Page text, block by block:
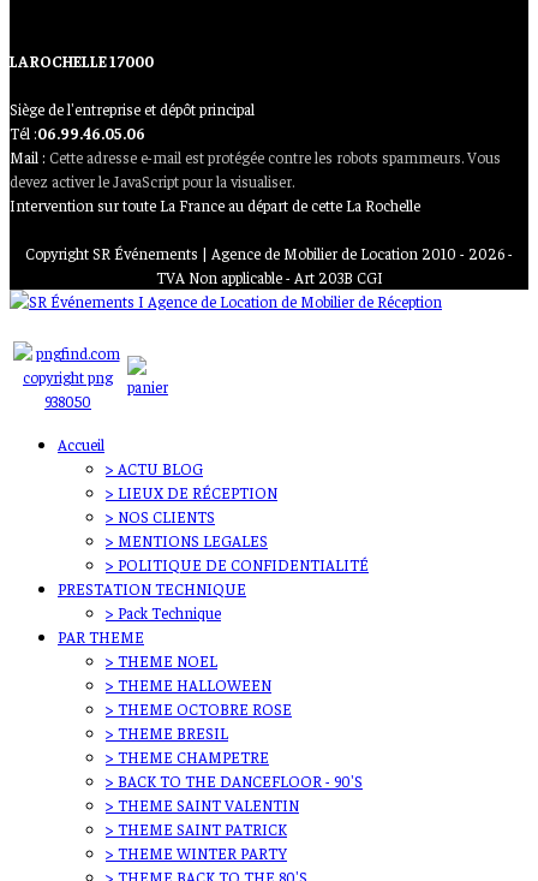
LA ROCHELLE 17000
Siège de l'entreprise et dépôt principal
Tél :06.99.46.05.06
Mail : Cette adresse e-mail est protégée contre les robots spammeurs. Vous
devez activer le JavaScript pour la visualiser.
Intervention sur toute La France au départ de cette La Rochelle
Copyright SR Événements | Agence de Mobilier de Location 2010 - 2026 -
TVA Non applicable - Art 203B CGI
Accueil
> ACTU BLOG
> LIEUX DE RÉCEPTION
> NOS CLIENTS
> MENTIONS LEGALES
> POLITIQUE DE CONFIDENTIALITÉ
PRESTATION TECHNIQUE
> Pack Technique
PAR THEME
> THEME NOEL
> THEME HALLOWEEN
> THEME OCTOBRE ROSE
> THEME BRESIL
> THEME CHAMPETRE
> BACK TO THE DANCEFLOOR - 90'S
> THEME SAINT VALENTIN
> THEME SAINT PATRICK
> THEME WINTER PARTY
> THEME BACK TO THE 80'S